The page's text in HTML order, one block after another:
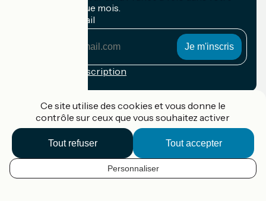
FR
boîte mail chaque mois.
Mon adresse mail
Conditions d'inscription
Accueil Vélo Pro
Contact
Mentions légales
Ce site utilise des cookies et vous donne le
contrôle sur ceux que vous souhaitez activer
Tout accepter
Tout refuser
Personnaliser